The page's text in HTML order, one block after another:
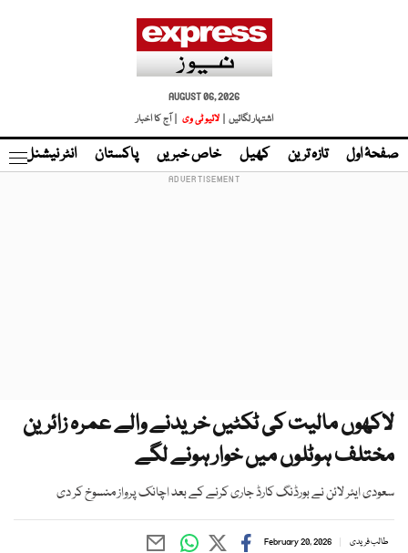
AUGUST 06, 2026
اشتہار لگائیں |
لائیو ٹی وی | آج کا اخبار
صفحۂ اول تازہ ترین کھیل خاص خبریں پاکستان انٹر نیشنل
لاکھوں مالیت کی ٹکٹیں خریدنے والے عمرہ زائرین
مختلف ہوٹلوں میں خوار ہونے لگے
سعودی ایئر لائن نے بورڈنگ کارڈ جاری کرنے کے بعد اچانک پرواز منسوخ کر دی
طالب فریدی February 20, 2026